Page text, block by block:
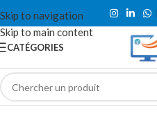
Skip to navigation
Skip to main content
CATÉGORIES